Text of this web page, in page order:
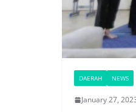
DAERAH NEWS
January 27,